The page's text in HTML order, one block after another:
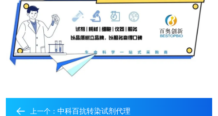
上一个： 中科百抗转染试剂代理